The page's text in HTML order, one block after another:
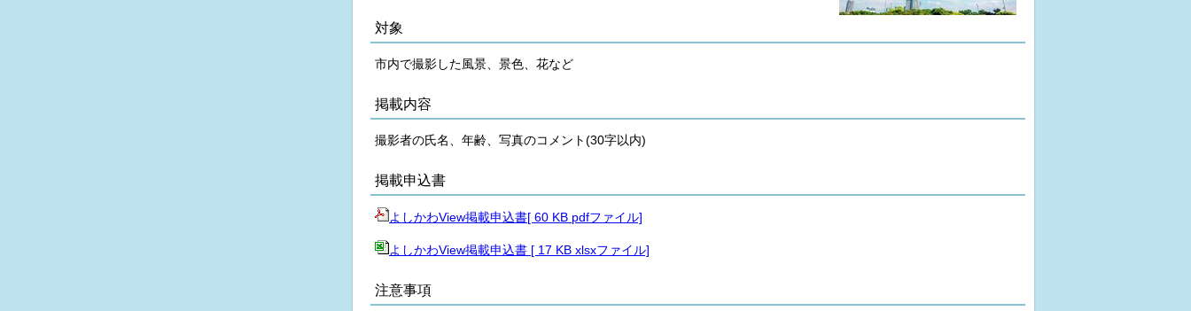
対象
市内で撮影した風景、景色、花など
掲載内容
撮影者の氏名、年齢、写真のコメント(30字以内)
掲載申込書
よしかわView掲載申込書[ 60 KB pdfファイル]
よしかわView掲載申込書 [ 17 KB xlsxファイル]
注意事項